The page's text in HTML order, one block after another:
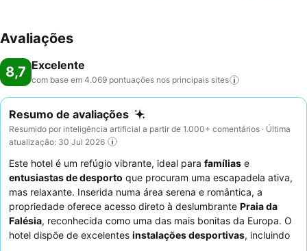
Avaliações
8,7 Excelente
com base em 4.069 pontuações nos principais sites
Resumo de avaliações
Resumido por inteligência artificial a partir de 1.000+ comentários · Última
atualização: 30 Jul 2026
Este hotel é um refúgio vibrante, ideal para famílias e
entusiastas de desporto que procuram uma escapadela ativa,
mas relaxante. Inserida numa área serena e romântica, a
propriedade oferece acesso direto à deslumbrante Praia da
Falésia, reconhecida como uma das mais bonitas da Europa. O
hotel dispõe de excelentes instalações desportivas, incluindo